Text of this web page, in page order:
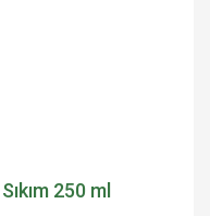
250 ml